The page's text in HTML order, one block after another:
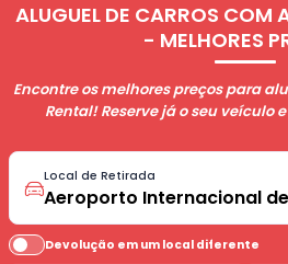
ALUGUEL DE CARROS COM
- MELHORES
Encontre os melhores preços para
Rental! Reserve já o seu veículo
Local de Retirada
Devolução em um local diferente